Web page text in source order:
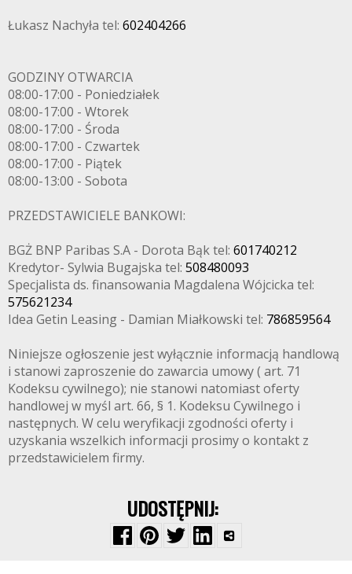
Łukasz Nachyła tel: 602404266
GODZINY OTWARCIA
08:00-17:00 - Poniedziałek
08:00-17:00 - Wtorek
08:00-17:00 - Środa
08:00-17:00 - Czwartek
08:00-17:00 - Piątek
08:00-13:00 - Sobota
PRZEDSTAWICIELE BANKOWI:
BGŻ BNP Paribas S.A - Dorota Bąk tel: 601740212
Kredytor- Sylwia Bugajska tel: 508480093
Specjalista ds. finansowania Magdalena Wójcicka tel:
575621234
Idea Getin Leasing - Damian Miałkowski tel: 786859564
Niniejsze ogłoszenie jest wyłącznie informacją handlową
i stanowi zaproszenie do zawarcia umowy ( art. 71
Kodeksu cywilnego); nie stanowi natomiast oferty
handlowej w myśl art. 66, § 1. Kodeksu Cywilnego i
następnych. W celu weryfikacji zgodności oferty i
uzyskania wszelkich informacji prosimy o kontakt z
przedstawicielem firmy.
UDOSTĘPNIJ: